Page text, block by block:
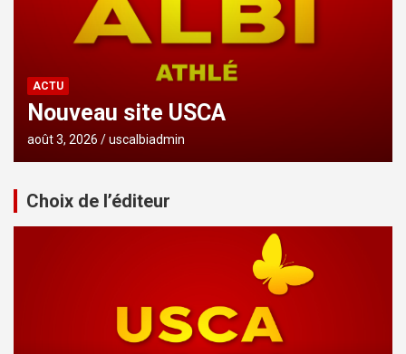
ACTU
Nouveau site USCA
août 3, 2026 uscalbiadmin
Choix de l’éditeur